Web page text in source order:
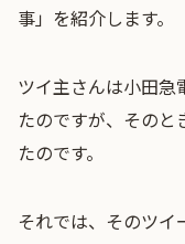
事」を紹介します。
ツイ主さんは小田急
たのですが、その
たのです。
それでは、そのツイ